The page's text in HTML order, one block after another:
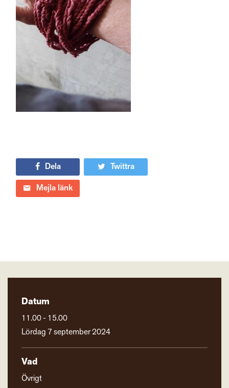
Dela
Twittra
Mejla länk
Datum
11.00 - 15.00
Lördag 7 september 2024
Vad
Övrigt